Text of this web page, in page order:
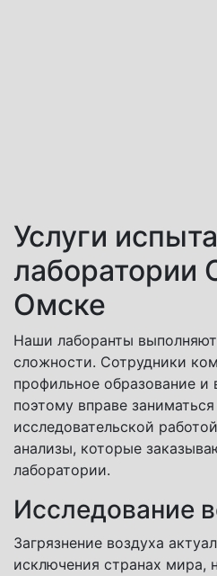
Услуги
лаборатории
Омске
Наши лаборанты
сложности. Сотрудники
профильное образование
поэтому вправе
исследовательской
анализы, которые
лаборатории.
Исследование
Загрязнение воздуха
исключения странах мира,